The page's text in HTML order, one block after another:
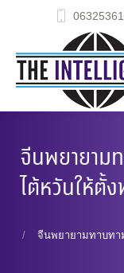
จีนพยายาม
ไต้หวันให้ตั้
จีนพยายามทาบทา